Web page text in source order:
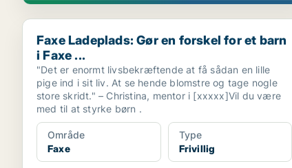
Faxe Ladeplads: Gør en forskel for et barn i Faxe ...
Faxe Ladeplads: Gør en forskel for et barn
i Faxe ...
"Det er enormt livsbekræftende at få sådan en lille
pige ind i sit liv. At se hende blomstre og tage nogle
store skridt." – Christina, mentor i [xxxxx]Vil du være
med til at styrke børn .
Område
Faxe
Type
Frivillig